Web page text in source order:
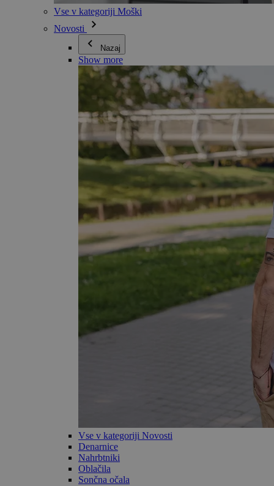
Vse v kategoriji Moški
Novosti
Nazaj
Show more
Vse v kategoriji Novosti
Denarnice
Nahrbtniki
Oblačila
Sončna očala